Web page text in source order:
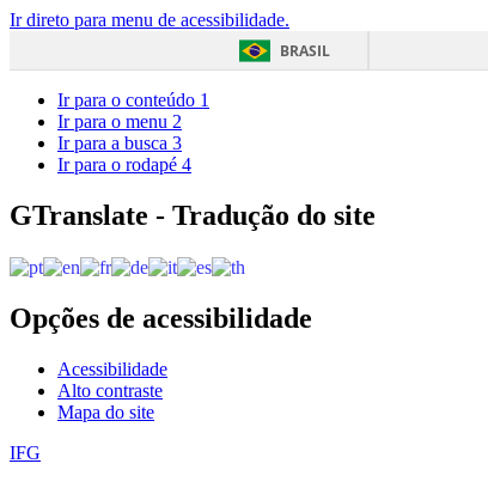
Ir direto para menu de acessibilidade.
BRASIL
Ir para o conteúdo 1
Ir para o menu 2
Ir para a busca 3
Ir para o rodapé 4
GTranslate - Tradução do site
Opções de acessibilidade
Acessibilidade
Alto contraste
Mapa do site
IFG